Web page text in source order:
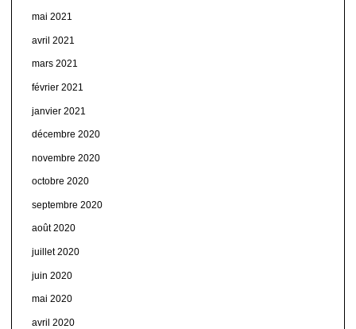
mai 2021
avril 2021
mars 2021
février 2021
janvier 2021
décembre 2020
novembre 2020
octobre 2020
septembre 2020
août 2020
juillet 2020
juin 2020
mai 2020
avril 2020